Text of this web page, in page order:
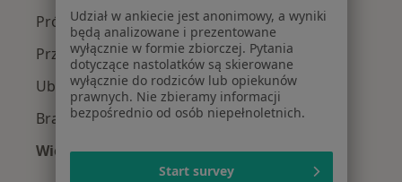
Próchnica w Nowym Sączu
Przebarwienia zębów w Nowym Sączu
Ubytki zębów w Nowym Sączu
Braki zębowe w Nowym Sączu
Więcej (15)
Więcej w kategorii: Najczęście leczone
Udział w ankiecie jest anonimowy, a wyniki
będą analizowane i prezentowane
wyłącznie w formie zbiorczej. Pytania
dotyczące nastolatków są skierowane
wyłącznie do rodziców lub opiekunów
prawnych. Nie zbieramy informacji
bezpośrednio od osób niepełnoletnich.
Start survey